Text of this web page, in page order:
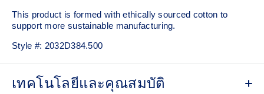
This product is formed with ethically sourced cotton to
support more sustainable manufacturing.
Style #: 2032D384.500
เทคโนโลยีและคุณสมบัติ